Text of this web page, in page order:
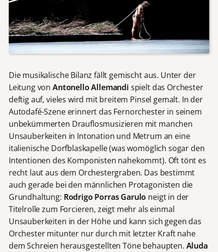
Die musikalische Bilanz fällt gemischt aus. Unter der
Leitung von Antonello Allemandi spielt das Orchester
deftig auf, vieles wird mit breitem Pinsel gemalt. In der
Autodafé-Szene erinnert das Fernorchester in seinem
unbekümmerten Drauflosmusizieren mit manchen
Unsauberkeiten in Intonation und Metrum an eine
italienische Dorfblaskapelle (was womöglich sogar den
Intentionen des Komponisten nahekommt). Oft tönt es
recht laut aus dem Orchestergraben. Das bestimmt
auch gerade bei den männlichen Protagonisten die
Grundhaltung: Rodrigo Porras Garulo neigt in der
Titelrolle zum Forcieren, zeigt mehr als einmal
Unsauberkeiten in der Höhe und kann sich gegen das
Orchester mitunter nur durch mit letzter Kraft nahe
dem Schreien herausgestellten Töne behaupten. Aluda